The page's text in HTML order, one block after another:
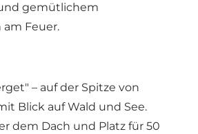
gemütlichem
Feuer.
– auf der Spitze von
Blick auf Wald und See.
dem Dach und Platz für 50